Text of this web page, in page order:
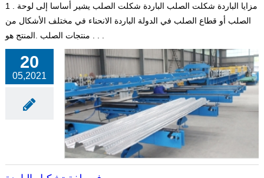
1 . مزايا الباردة شكلت الصلب الباردة شكلت الصلب يشير أساسا إلى لوحة
الصلب أو قطاع الصلب في الدولة الباردة الانحناء في مختلف الأشكال من
20
05,2021